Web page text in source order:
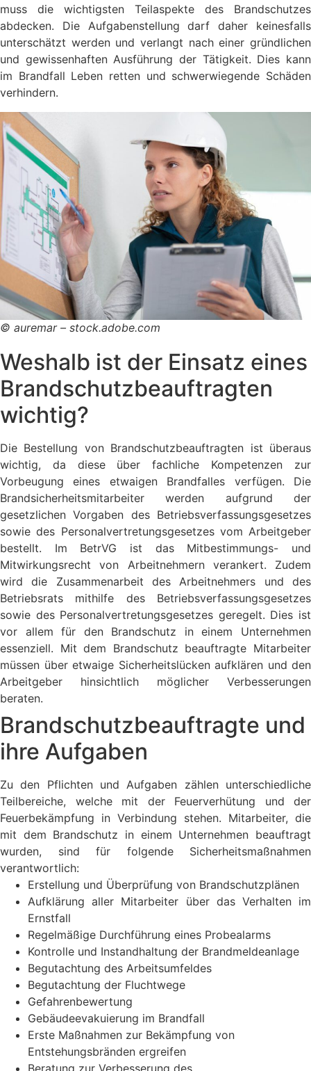
muss die wichtigsten Teilaspekte des Brandschutzes
abdecken. Die Aufgabenstellung darf daher keinesfalls
unterschätzt werden und verlangt nach einer gründlichen
und gewissenhaften Ausführung der Tätigkeit. Dies kann
im Brandfall Leben retten und schwerwiegende Schäden
verhindern.
© auremar – stock.adobe.com
Weshalb ist der Einsatz eines
Brandschutzbeauftragten
wichtig?
Die Bestellung von Brandschutzbeauftragten ist überaus
wichtig, da diese über fachliche Kompetenzen zur
Vorbeugung eines etwaigen Brandfalles verfügen. Die
Brandsicherheitsmitarbeiter werden aufgrund der
gesetzlichen Vorgaben des Betriebsverfassungsgesetzes
sowie des Personalvertretungsgesetzes vom Arbeitgeber
bestellt. Im BetrVG ist das Mitbestimmungs- und
Mitwirkungsrecht von Arbeitnehmern verankert. Zudem
wird die Zusammenarbeit des Arbeitnehmers und des
Betriebsrats mithilfe des Betriebsverfassungsgesetzes
sowie des Personalvertretungsgesetzes geregelt. Dies ist
vor allem für den Brandschutz in einem Unternehmen
essenziell. Mit dem Brandschutz beauftragte Mitarbeiter
müssen über etwaige Sicherheitslücken aufklären und den
Arbeitgeber hinsichtlich möglicher Verbesserungen
beraten.
Brandschutzbeauftragte und
ihre Aufgaben
Zu den Pflichten und Aufgaben zählen unterschiedliche
Teilbereiche, welche mit der Feuerverhütung und der
Feuerbekämpfung in Verbindung stehen. Mitarbeiter, die
mit dem Brandschutz in einem Unternehmen beauftragt
wurden, sind für folgende Sicherheitsmaßnahmen
verantwortlich:
Erstellung und Überprüfung von Brandschutzplänen
Aufklärung aller Mitarbeiter über das Verhalten im
Ernstfall
Regelmäßige Durchführung eines Probealarms
Kontrolle und Instandhaltung der Brandmeldeanlage
Begutachtung des Arbeitsumfeldes
Begutachtung der Fluchtwege
Gefahrenbewertung
Gebäudeevakuierung im Brandfall
Erste Maßnahmen zur Bekämpfung von
Entstehungsbränden ergreifen
Beratung zur Verbesserung des